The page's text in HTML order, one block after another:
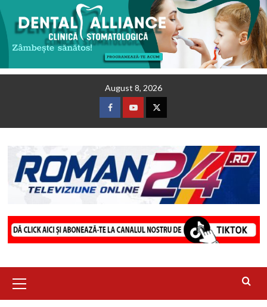
August 8, 2026
FacebookYoutubeTwitter
Menu